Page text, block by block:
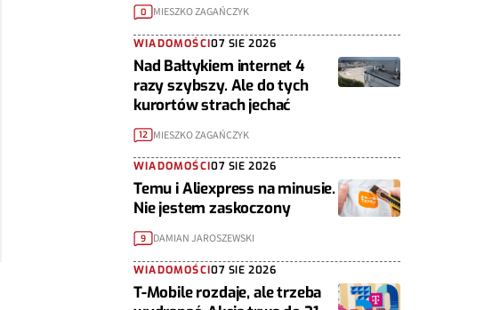
0 MIESZKO ZAGAŃCZYK
WIADOMOŚCI07 SIE 2026
Nad Bałtykiem internet 4
razy szybszy. Ale do tych
kurortów strach jechać
12 MIESZKO ZAGAŃCZYK
WIADOMOŚCI07 SIE 2026
Temu i Aliexpress na minusie.
Nie jestem zaskoczony
9 DAMIAN JAROSZEWSKI
WIADOMOŚCI07 SIE 2026
T-Mobile rozdaje, ale trzeba